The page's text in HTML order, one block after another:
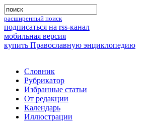
расширенный поиск
подписаться на rss-канал
мобильная версия
купить Православную энциклопедию
Словник
Рубрикатор
Избранные статьи
От редакции
Календарь
Иллюстрации